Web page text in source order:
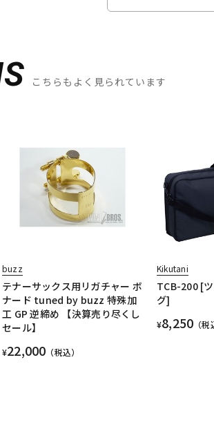
こちらもよく見られています
buzz
テナーサックス用リガチャー ボ
ナード tuned by buzz 特殊加
工 GP 逆締め 【決算売り尽くし
セール】
¥22,000 （税込）
Kikutani
TCB-200 [
グ]
¥8,250 （税